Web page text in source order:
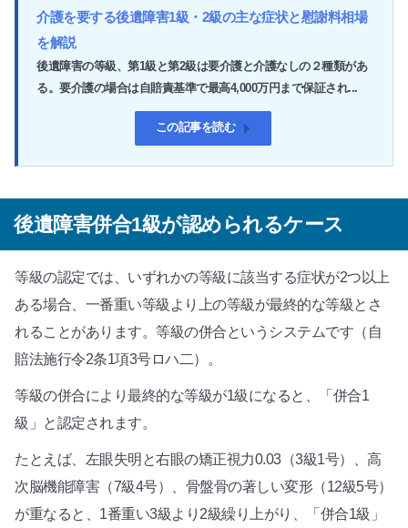
介護を要する後遺障害1級・2級の主な症状と慰謝料相場
を解説
後遺障害の等級、第1級と第2級は要介護と介護なしの２種類があ
る。要介護の場合は自賠責基準で最高4,000万円まで保証され...
この記事を読む
後遺障害併合1級が認められるケース
等級の認定では、いずれかの等級に該当する症状が2つ以上
ある場合、一番重い等級より上の等級が最終的な等級とさ
れることがあります。等級の併合というシステムです（自
賠法施行令2条1項3号ロハ二）。
等級の併合により最終的な等級が1級になると、「併合1
級」と認定されます。
たとえば、左眼失明と右眼の矯正視力0.03（3級1号）、高
次脳機能障害（7級4号）、骨盤骨の著しい変形（12級5号）
が重なると、1番重い3級より2級繰り上がり、「併合1級」